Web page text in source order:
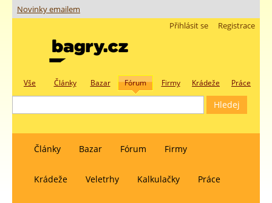
Novinky emailem
Registrace
Přihlásit se
Vše Články Bazar Fórum Firmy Krádeže Práce
Články Bazar Fórum Firmy
Krádeže Veletrhy Kalkulačky Práce